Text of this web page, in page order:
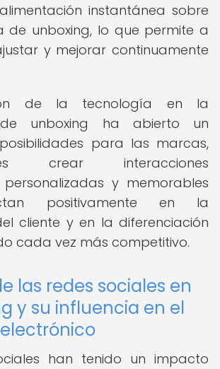
instantánea sobre
de unboxing, lo que permite a
y mejorar continuamente
de la tecnología en la
de unboxing ha abierto un
para las marcas,
crear interacciones
personalizadas y memorables
positivamente en la
cliente y en la diferenciación
cada vez más competitivo.
las redes sociales en
y su influencia en el
han tenido un impacto